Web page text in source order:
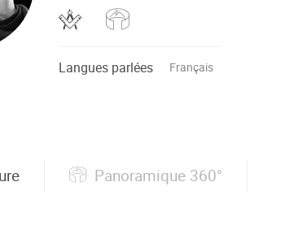
Langues parlées Français
Panoramique 360°